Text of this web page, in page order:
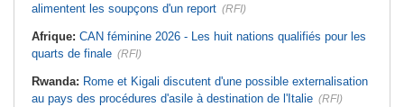
alimentent les soupçons d'un report (RFI)
Afrique: CAN féminine 2026 - Les huit nations qualifiés pour les
quarts de finale (RFI)
Rwanda: Rome et Kigali discutent d'une possible externalisation
au pays des procédures d'asile à destination de l'Italie (RFI)